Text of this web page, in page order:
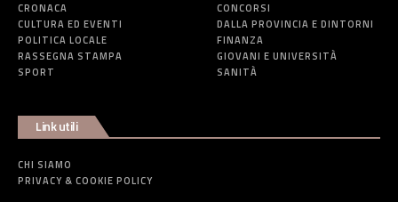
CRONACA
CULTURA ED EVENTI
POLITICA LOCALE
RASSEGNA STAMPA
SPORT
CONCORSI
DALLA PROVINCIA E DINTORNI
FINANZA
GIOVANI E UNIVERSITÀ
SANITÀ
Link utili
CHI SIAMO
PRIVACY & COOKIE POLICY